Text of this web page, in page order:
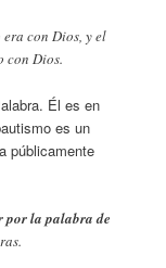
con Dios, y el
con Dios.
Él es en
es un
públicamente
por la palabra de